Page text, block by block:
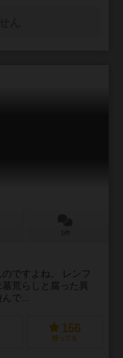
ですよね。 レンフ
荒らしと腐った異
で...
156
持ってる